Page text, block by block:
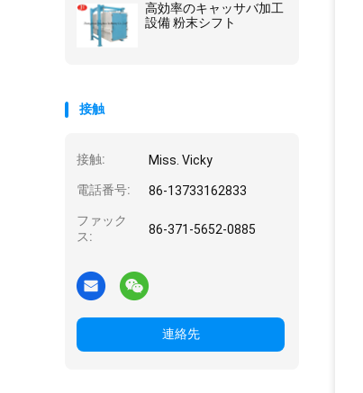
高効率のキャッサバ加工
設備 粉末シフト
接触
接触: Miss. Vicky
電話番号: 86-13733162833
ファック
ス:
86-371-5652-0885
連絡先